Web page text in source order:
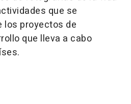
que se
los proyectos de
que lleva a cabo